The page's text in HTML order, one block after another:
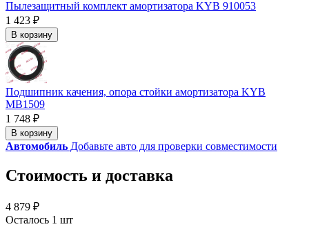
Пылезащитный комплект амортизатора KYB 910053
1 423 ₽
В корзину
Подшипник качения, опора стойки амортизатора KYB
MB1509
1 748 ₽
В корзину
Автомобиль Добавьте авто для проверки совместимости
Стоимость и доставка
4 879 ₽
Осталось 1 шт